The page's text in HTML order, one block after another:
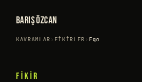
BARIŞ ÖZCAN
KAVRAMLAR › FIKIRLER › Ego
FIKIR